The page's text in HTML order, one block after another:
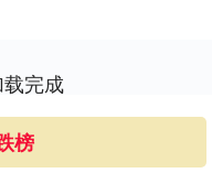
完成
榜